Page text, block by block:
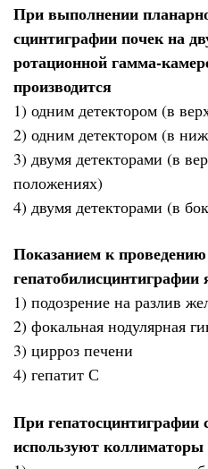
При выполнении
сцинтиграфии почек на
ротационной гамма-
производится
1) одним детектором (в
2) одним детектором (в
3) двумя детекторами (в
положениях)
4) двумя детекторами (в
Показанием к проведению
гепатобилисцинтиграфии
1) подозрение на разлив
2) фокальная нодулярная
3) цирроз печени
4) гепатит С
При гепатосцинтиграфии
используют коллиматоры